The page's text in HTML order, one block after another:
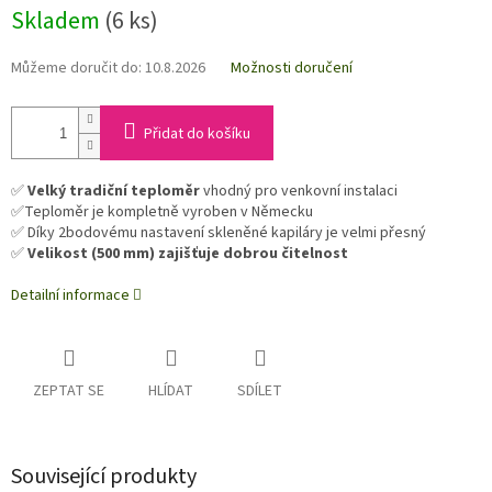
Skladem (6 ks)
Můžeme doručit do: 10.8.2026 Možnosti doručení
Přidat do košíku
✅Velký tradiční teploměrvhodný pro venkovní instalaci
✅Teploměr je kompletně vyroben v Německu
✅ Díky 2bodovému nastavení skleněné kapiláry je velmi přesný
✅Velikost (500 mm) zajišťuje dobrou čitelnost
Detailní informace
ZEPTAT SE HLÍDAT SDÍLET
Související produkty